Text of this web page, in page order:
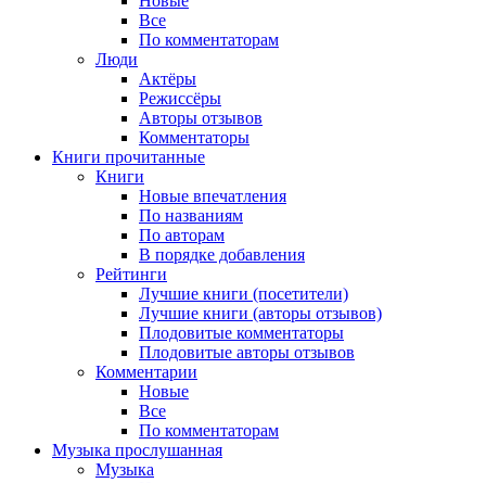
Все
По комментаторам
Люди
Актёры
Режиссёры
Авторы отзывов
Комментаторы
Книги прочитанные
Книги
Новые впечатления
По названиям
По авторам
В порядке добавления
Рейтинги
Лучшие книги (посетители)
Лучшие книги (авторы отзывов)
Плодовитые комментаторы
Плодовитые авторы отзывов
Комментарии
Новые
Все
По комментаторам
Музыка прослушанная
Музыка